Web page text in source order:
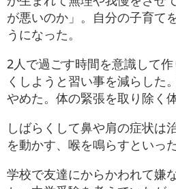
が悪いのか」。自分の子育て
うになった。
2人で過ごす時間を意識して
くしようと習い事を減らした
やめた。体の緊張を取り除く
しばらくして鼻や肩の症状は
を動かす、喉を鳴らすといっ
学校で友達にからかわれて嫌